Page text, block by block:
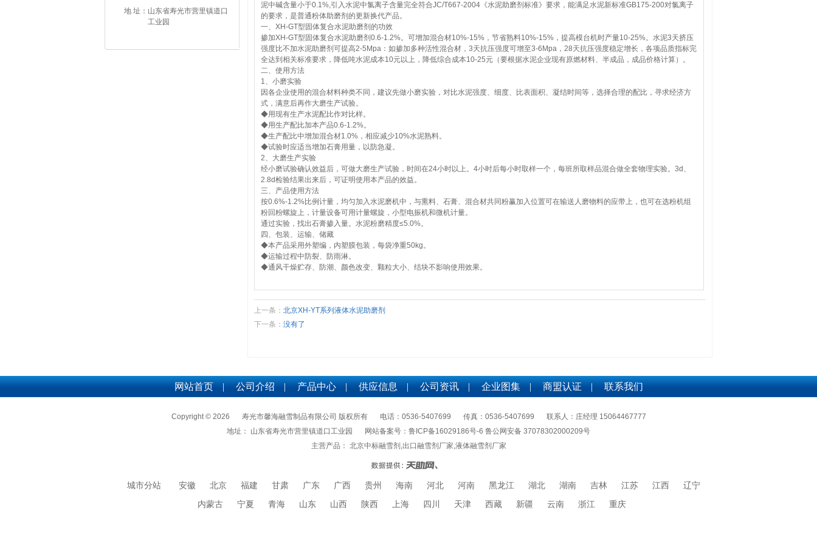
地 址： 山东省寿光市营里镇道口
工业园
泥中碱含量小于0.1%,引入水泥中氯离子含量完全符合JC/T667-2004《水泥助磨剂标准》要求，能满足水泥新标准GB175-200对氯离子
的要求，是普通粉体助磨剂的更新换代产品。
一、XH-GT型固体复合水泥助磨剂的功效
掺加XH-GT型固体复合水泥助磨剂0.6-1.2%。可增加混合材10%-15%，节省熟料10%-15%，提高模台机时产量10-25%。水泥3天挤压
强度比不加水泥助磨剂可提高2-5Mpa：如掺加多种活性混合材，3天抗压强度可增至3-6Mpa，28天抗压强度稳定增长，各项品质指标完
全达到相关标准要求，降低吨水泥成本10元以上，降低综合成本10-25元（要根据水泥企业现有原燃材料、半成品，成品价格计算）。
二、使用方法
1、小磨实验
因各企业使用的混合材料种类不同，建议先做小磨实验，对比水泥强度、细度、比表面积、凝结时间等，选择合理的配比，寻求经济方
式，满意后再作大磨生产试验。
◆用现有生产水泥配比作对比样。
◆用生产配比加本产品0.6-1.2%。
◆生产配比中增加混合材1.0%，相应减少10%水泥熟料。
◆试验时应适当增加石膏用量，以防急凝。
2、大磨生产实验
经小磨试验确认效益后，可做大磨生产试验，时间在24小时以上。4小时后每小时取样一个，每班所取样品混合做全套物理实验。3d、
2.8d检验结果出来后，可证明使用本产品的效益。
三、产品使用方法
按0.6%-1.2%比例计量，均匀加入水泥磨机中，与熏料、石膏、混合材共同粉赢加入位置可在输送人磨物料的应带上，也可在选粉机组
粉回粉螺旋上，计量设备可用计量螺旋，小型电振机和微机计量。
通过实验，找出石膏掺入量。水泥粉磨精度≤5.0%。
四、包装、运输、储藏
◆本产品采用外塑编，内塑膜包装，每袋净重50kg。
◆运输过程中防裂、防雨淋。
◆通风干燥贮存、防潮、颜色改变、颗粒大小、结块不影响使用效果。
上一条： 北京XH-YT系列液体水泥助磨剂
下一条： 没有了
网站首页 | 公司介绍 | 产品中心 | 供应信息 | 公司资讯 | 企业图集 | 商盟认证 | 联系我们
Copyright © 2026 寿光市馨海融雪制品有限公司 版权所有 电话：0536-5407699 传真：0536-5407699
联系人：庄经理 15064467777
地址： 山东省寿光市营里镇道口工业园
网站备案号： 鲁ICP备16029186号-6 鲁公网安备 37078302000209号
主营产品： 北京中标融雪剂,出口融雪剂厂家,液体融雪剂厂家
城市分站 安徽 北京 福建 甘肃 广东 广西 贵州 海南 河北 河南 黑龙江 湖北 湖南 吉林 江苏 江西
辽宁
内蒙古
宁夏 青海 山东 山西 陕西 上海 四川 天津 西藏 新疆 云南 浙江 重庆